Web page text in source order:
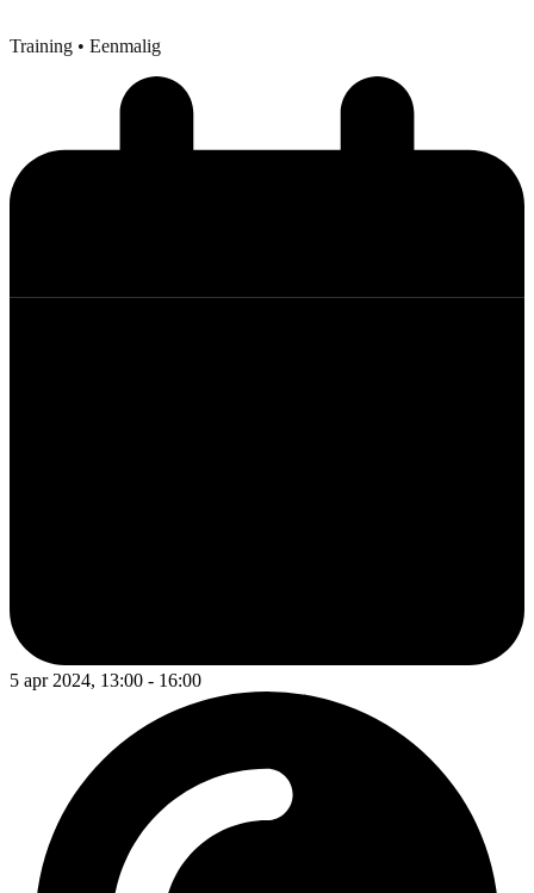
Training • Eenmalig
5 apr 2024, 13:00 - 16:00